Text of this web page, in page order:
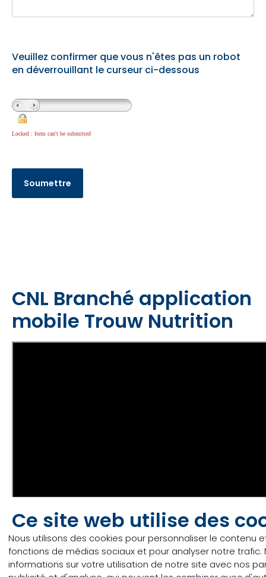
Ce site web utilise des
Nous utilisons des cookies pour personnaliser le contenu
fonctions de médias sociaux et pour analyser notre
informations sur votre utilisation de notre site avec nos
Veuillez confirmer que vous n'êtes pas un robot
en déverrouillant le curseur ci-dessous
Locked : form can't be submitted
CNL Branché application
mobile Trouw Nutrition